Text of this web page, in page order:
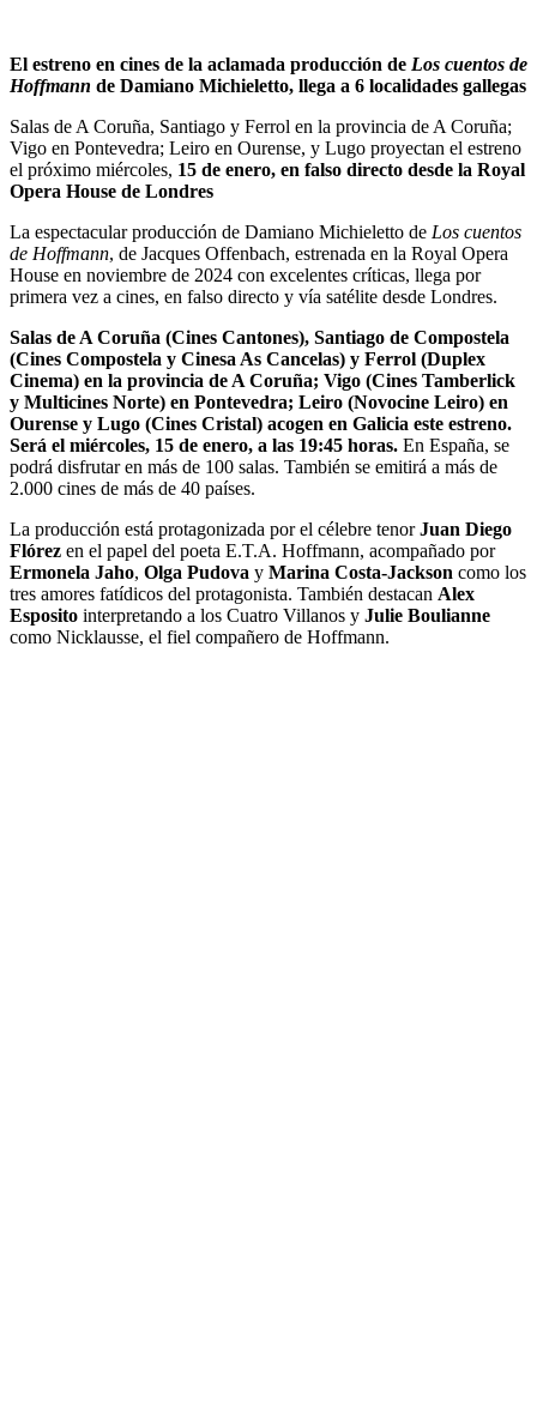
El estreno en cines de la aclamada producción de Los cuentos de
Hoffmann de Damiano Michieletto, llega a 6 localidades gallegas
Salas de A Coruña, Santiago y Ferrol en la provincia de A Coruña;
Vigo en Pontevedra; Leiro en Ourense, y Lugo proyectan el estreno
el próximo miércoles, 15 de enero, en falso directo desde la Royal
Opera House de Londres
La espectacular producción de Damiano Michieletto de Los cuentos
de Hoffmann, de Jacques Offenbach, estrenada en la Royal Opera
House en noviembre de 2024 con excelentes críticas, llega por
primera vez a cines, en falso directo y vía satélite desde Londres.
Salas de A Coruña (Cines Cantones), Santiago de Compostela
(Cines Compostela y Cinesa As Cancelas) y Ferrol (Duplex
Cinema) en la provincia de A Coruña; Vigo (Cines Tamberlick
y Multicines Norte) en Pontevedra; Leiro (Novocine Leiro) en
Ourense y Lugo (Cines Cristal) acogen en Galicia este estreno.
Será el miércoles, 15 de enero, a las 19:45 horas. En España, se
podrá disfrutar en más de 100 salas. También se emitirá a más de
2.000 cines de más de 40 países.
La producción está protagonizada por el célebre tenorJuan Diego
Flórez en el papel del poeta E.T.A. Hoffmann, acompañado por
Ermonela Jaho, Olga Pudova y Marina Costa-Jackson como los
tres amores fatídicos del protagonista. También destacan Alex
Esposito interpretando a los Cuatro Villanos y Julie Boulianne
como Nicklausse, el fiel compañero de Hoffmann.